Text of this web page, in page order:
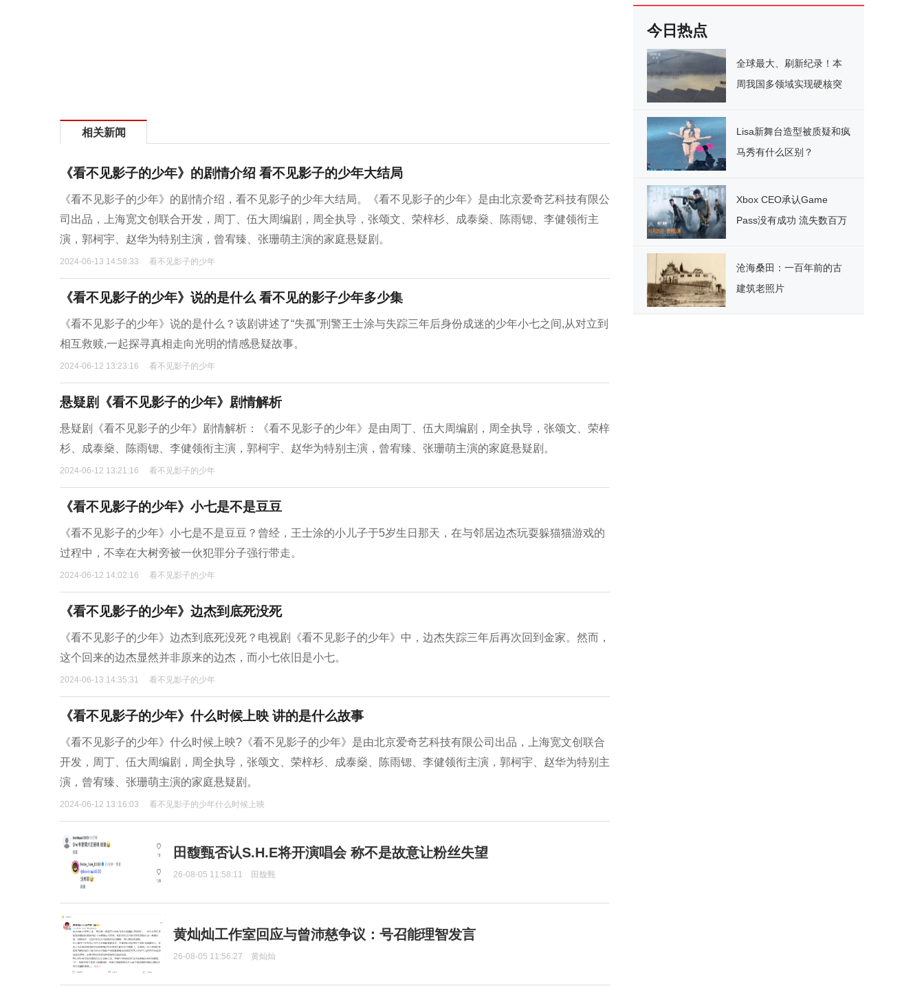
相关新闻
《看不见影子的少年》的剧情介绍 看不见影子的少年大结局
《看不见影子的少年》的剧情介绍，看不见影子的少年大结局。《看不见影子的少年》是由北京爱奇艺科技有限公
司出品，上海宽文创联合开发，周丁、伍大周编剧，周全执导，张颂文、荣梓杉、成泰燊、陈雨锶、李健领衔主
演，郭柯宇、赵华为特别主演，曾宥臻、张珊萌主演的家庭悬疑剧。
2024-06-13 14:58:33 看不见影子的少年
《看不见影子的少年》说的是什么 看不见的影子少年多少集
《看不见影子的少年》说的是什么？该剧讲述了“失孤”刑警王士涂与失踪三年后身份成迷的少年小七之间,从对立到
相互救赎,一起探寻真相走向光明的情感悬疑故事。
2024-06-12 13:23:16 看不见影子的少年
悬疑剧《看不见影子的少年》剧情解析
悬疑剧《看不见影子的少年》剧情解析：《看不见影子的少年》是由周丁、伍大周编剧，周全执导，张颂文、荣梓
杉、成泰燊、陈雨锶、李健领衔主演，郭柯宇、赵华为特别主演，曾宥臻、张珊萌主演的家庭悬疑剧。
2024-06-12 13:21:16 看不见影子的少年
《看不见影子的少年》小七是不是豆豆
《看不见影子的少年》小七是不是豆豆？曾经，王士涂的小儿子于5岁生日那天，在与邻居边杰玩耍躲猫猫游戏的
过程中，不幸在大树旁被一伙犯罪分子强行带走。
2024-06-12 14:02:16 看不见影子的少年
《看不见影子的少年》边杰到底死没死
《看不见影子的少年》边杰到底死没死？电视剧《看不见影子的少年》中，边杰失踪三年后再次回到金家。然而，
这个回来的边杰显然并非原来的边杰，而小七依旧是小七。
2024-06-13 14:35:31 看不见影子的少年
《看不见影子的少年》什么时候上映 讲的是什么故事
《看不见影子的少年》什么时候上映?《看不见影子的少年》是由北京爱奇艺科技有限公司出品，上海宽文创联合
开发，周丁、伍大周编剧，周全执导，张颂文、荣梓杉、成泰燊、陈雨锶、李健领衔主演，郭柯宇、赵华为特别主
演，曾宥臻、张珊萌主演的家庭悬疑剧。
2024-06-12 13:16:03 看不见影子的少年什么时候上映
田馥甄否认S.H.E将开演唱会 称不是故意让粉丝失望
26-08-05 11:58:11 田馥甄
黄灿灿工作室回应与曾沛慈争议：号召能理智发言
26-08-05 11:56:27 黄灿灿
今日热点
全球最大、刷新纪录！本
周我国多领域实现硬核突
Lisa新舞台造型被质疑和疯
马秀有什么区别？
Xbox CEO承认Game
Pass没有成功 流失数百万
沧海桑田：一百年前的古
建筑老照片